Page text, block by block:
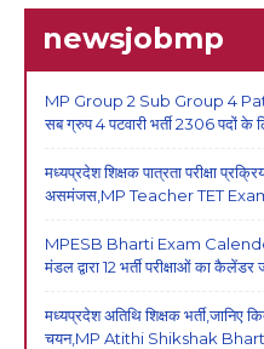
newsjobmp
MP Group 2 Sub Group 4
सब ग्रुप 4 पटवारी भर्ती 2306 पदों के
मध्यप्रदेश शिक्षक पात्रता परीक्षा
असमंजस,MP Teacher TET
MPESB Bharti Exam
मंडल द्वारा 12 भर्ती परीक्षाओं का कैलेंडर
मध्यप्रदेश अतिथि शिक्षक
चयन,MP Atithi Shikshak